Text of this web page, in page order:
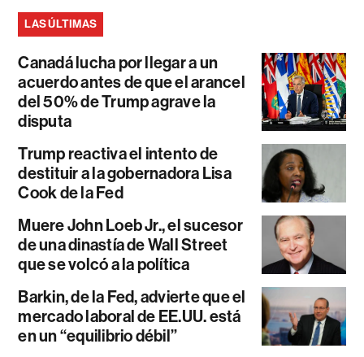
LAS ÚLTIMAS
Canadá lucha por llegar a un
acuerdo antes de que el arancel
del 50% de Trump agrave la
disputa
Trump reactiva el intento de
destituir a la gobernadora Lisa
Cook de la Fed
Muere John Loeb Jr., el sucesor
de una dinastía de Wall Street
que se volcó a la política
Barkin, de la Fed, advierte que el
mercado laboral de EE.UU. está
en un “equilibrio débil”